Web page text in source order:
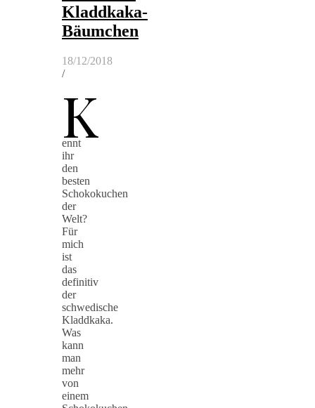
Kladdkaka-
Bäumchen
18/12/2018
/
K
ennt
ihr
den
besten
Schokokuchen
der
Welt?
Für
mich
ist
das
definitiv
der
schwedische
Kladdkaka.
Was
kann
man
mehr
von
einem